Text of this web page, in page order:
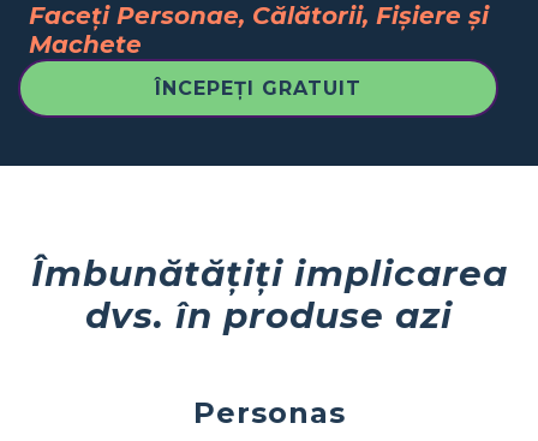
Faceți Personae, Călătorii, Fișiere și
Machete
ÎNCEPEȚI GRATUIT
Îmbunătățiți implicarea
dvs. în produse azi
Personas